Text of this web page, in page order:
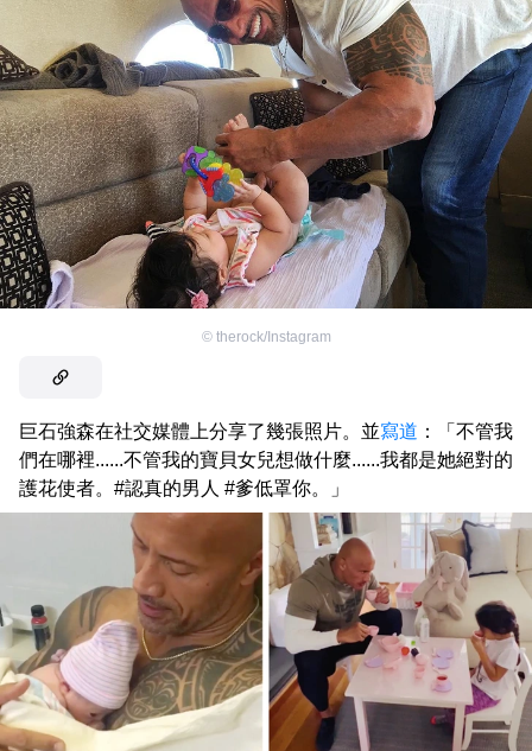
© therock/Instagram
巨石強森在社交媒體上分享了幾張照片。並寫道 ：「不管我
們在哪裡......不管我的寶貝女兒想做什麼......我都是她絕對的
護花使者。#認真的男人 #爹低罩你。」